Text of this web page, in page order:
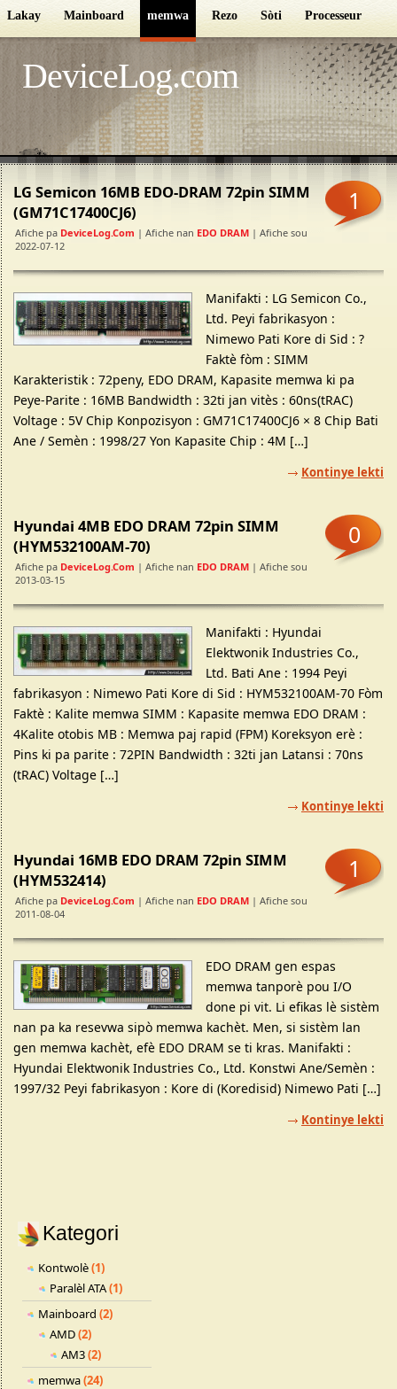
Lakay Mainboard memwa Rezo Sòti Processeur
DeviceLog.com
LG Semicon 16MB EDO-DRAM 72pin SIMM
(GM71C17400CJ6)
Afiche pa DeviceLog.com | Afiche nan EDO DRAM | Afiche sou
2022-07-12
1
Manifakti : LG Semicon Co.,
Ltd. Peyi fabrikasyon :
Nimewo Pati Kore di Sid : ?
Faktè fòm : SIMM
Karakteristik : 72peny, EDO DRAM, Kapasite memwa ki pa
Peye-Parite : 16MB Bandwidth : 32ti jan vitès : 60ns(tRAC)
Voltage : 5V Chip Konpozisyon : GM71C17400CJ6 × 8 Chip Bati
Ane / Semèn : 1998/27 Yon Kapasite Chip : 4M […]
Kontinye lekti
Hyundai 4MB EDO DRAM 72pin SIMM
(HYM532100AM-70)
Afiche pa DeviceLog.com | Afiche nan EDO DRAM | Afiche sou
2013-03-15
0
Manifakti : Hyundai
Elektwonik Industries Co.,
Ltd. Bati Ane : 1994 Peyi
fabrikasyon : Nimewo Pati Kore di Sid : HYM532100AM-70 Fòm
Faktè : Kalite memwa SIMM : Kapasite memwa EDO DRAM :
4Kalite otobis MB : Memwa paj rapid (FPM) Koreksyon erè :
Pins ki pa parite : 72PIN Bandwidth : 32ti jan Latansi : 70ns
(tRAC) Voltage […]
Kontinye lekti
Hyundai 16MB EDO DRAM 72pin SIMM
(HYM532414)
Afiche pa DeviceLog.com | Afiche nan EDO DRAM | Afiche sou
2011-08-04
1
EDO DRAM gen espas
memwa tanporè pou I/O
done pi vit. Li efikas lè sistèm
nan pa ka resevwa sipò memwa kachèt. Men, si sistèm lan
gen memwa kachèt, efè EDO DRAM se ti kras. Manifakti :
Hyundai Elektwonik Industries Co., Ltd. Konstwi Ane/Semèn :
1997/32 Peyi fabrikasyon : Kore di (Koredisid) Nimewo Pati […]
Kontinye lekti
Kategori
Kontwolè(1)
Paralèl ATA(1)
Mainboard (2)
AMD(2)
AM3(2)
memwa(24)